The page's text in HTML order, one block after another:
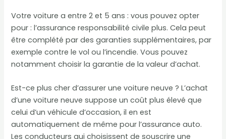
Votre voiture a entre 2 et 5 ans : vous pouvez opter
pour : l’assurance responsabilité civile plus. Cela peut
être complété par des garanties supplémentaires, par
exemple contre le vol ou l’incendie. Vous pouvez
notamment choisir la garantie de la valeur d’achat.
Est-ce plus cher d’assurer une voiture neuve ? L’achat
d’une voiture neuve suppose un coût plus élevé que
celui d’un véhicule d’occasion, il en est
automatiquement de même pour l’assurance auto.
Les conducteurs qui choisissent de souscrire une